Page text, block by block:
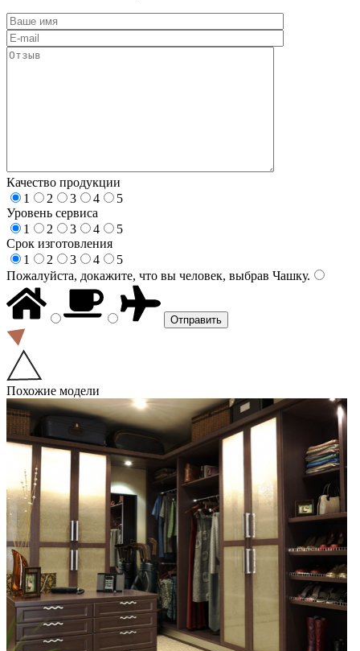
Качество продукции
1
2 3 4
5
Уровень сервиса
1
2 3 4
5
Срок изготовления
1
2 3 4
5
Пожалуйста, докажите, что вы человек, выбрав Чашку.
Похожие модели